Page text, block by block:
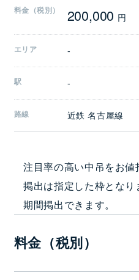
料金（税別） 200,000 円
エリア -
駅 -
路線 近鉄 名古屋線
注目率の高い中吊をお値
掲出は指定した枠とな
期間掲出できます。
料金（税別）